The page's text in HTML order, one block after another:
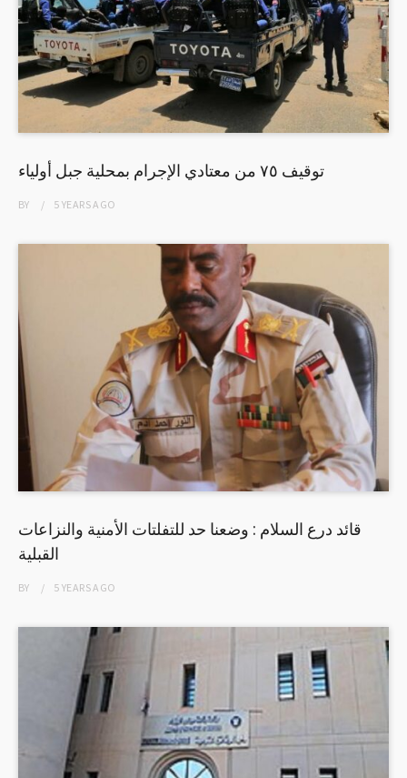
توقيف ٧٥ من معتادي الإجرام بمحلية جبل أولياء
BY 5 YEARSAGO
قائد درع السلام : وضعنا حد للتفلتات الأمنية والنزاعات
القبلية
BY 5 YEARSAGO